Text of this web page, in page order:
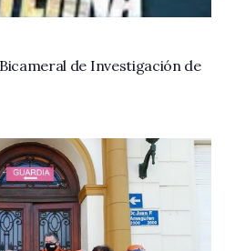
de Investigación de